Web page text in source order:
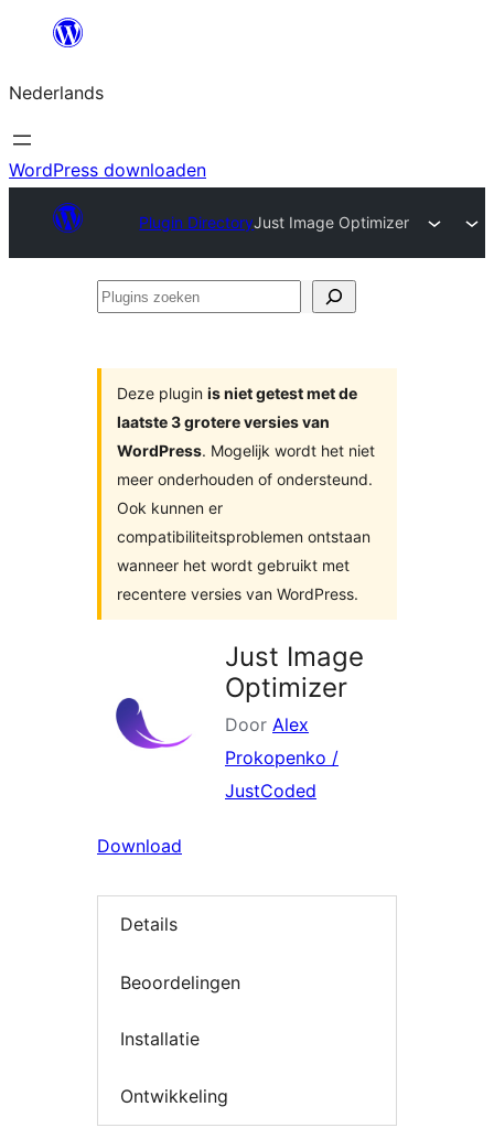
de
inhoud
Nederlands
WordPress downloaden
Plugin DirectoryJust Image Optimizer
Plugins
Deze plugin is niet getest met de
laatste 3 grotere versies van
WordPress. Mogelijk wordt het niet
meer onderhouden of ondersteund.
Ook kunnen er
compatibiliteitsproblemen ontstaan
wanneer het wordt gebruikt met
recentere versies van WordPress.
Just Image
Optimizer
Door Alex
Prokopenko /
JustCoded
Download
Details
Beoordelingen
Installatie
Ontwikkeling